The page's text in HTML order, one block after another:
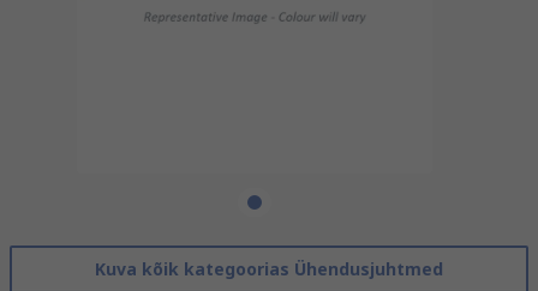
Kuva kõik kategoorias Ühendusjuhtmed